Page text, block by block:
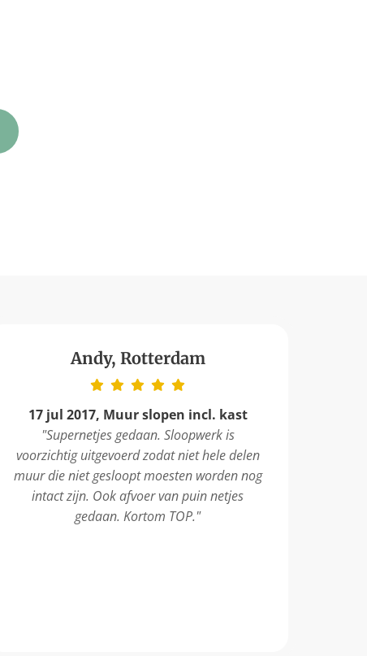
Andy, Rotterdam
17 jul 2017, Muur slopen incl. kast
"Supernetjes gedaan. Sloopwerk is
voorzichtig uitgevoerd zodat niet hele delen
muur die niet gesloopt moesten worden nog
intact zijn. Ook afvoer van puin netjes
gedaan. Kortom TOP."